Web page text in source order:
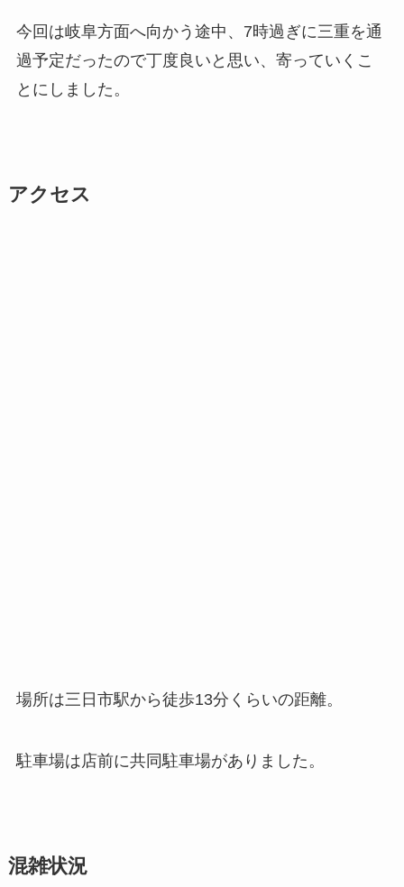
今回は岐阜方面へ向かう途中、7時過ぎに三重を通
過予定だったので丁度良いと思い、寄っていくこ
とにしました。
アクセス
場所は三日市駅から徒歩13分くらいの距離。
駐車場は店前に共同駐車場がありました。
混雑状況